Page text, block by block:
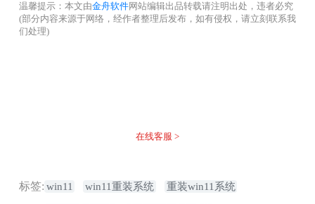
温馨提示：本文由金舟软件网站编辑出品转载请注明出处，违者必究
(部分内容来源于网络，经作者整理后发布，如有侵权，请立刻联系我
们处理)
在线客服 >
标签: win11 win11重装系统 重装win11系统